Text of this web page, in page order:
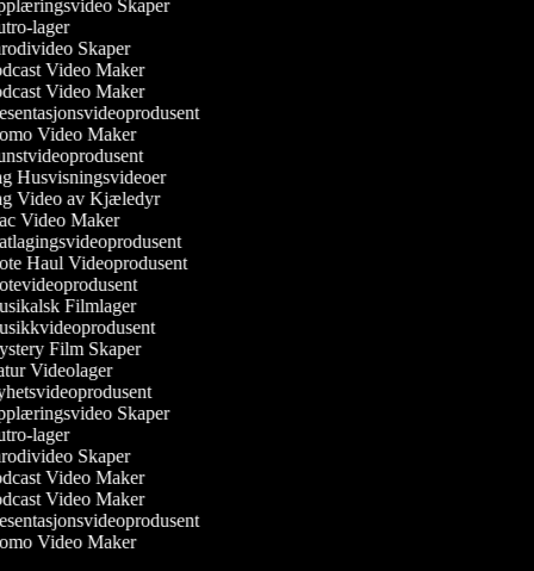
Skaper
lager
Skaper
Video Maker
Video Maker
Video Maker
Husvisningsvideoer
Video av Kjæledyr
Video Maker
Haul Videoprodusent
Filmlager
Film Skaper
Videolager
Skaper
lager
Skaper
Video Maker
Video Maker
Video Maker